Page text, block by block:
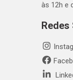
às 12h e
Redes